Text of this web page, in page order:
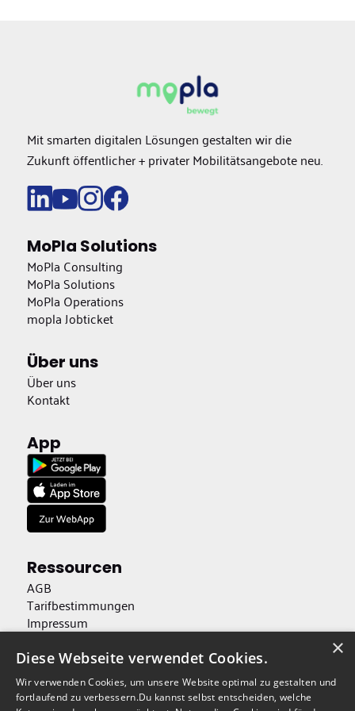
Mit smarten digitalen Lösungen gestalten wir die
Zukunft öffentlicher + privater Mobilitätsangebote neu.
MoPla Solutions
MoPla Consulting
MoPla Solutions
MoPla Operations
mopla Jobticket
Über uns
Über uns
Kontakt
App
Ressourcen
AGB
Tarifbestimmungen
Impressum
Datenschutz
Barrierefreiheit
Public Keys herunterladen
×
Diese Webseite verwendet Cookies.
Wir verwenden Cookies, um unsere Website optimal zu gestalten und
fortlaufend zu verbessern.Du kannst selbst entscheiden, welche